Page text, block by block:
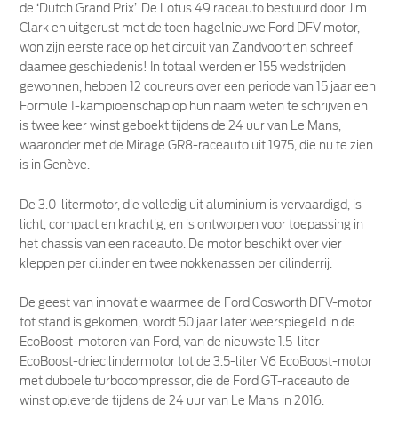
de ‘Dutch Grand Prix’. De Lotus 49 raceauto bestuurd door Jim
Clark en uitgerust met de toen hagelnieuwe Ford DFV motor,
won zijn eerste race op het circuit van Zandvoort en schreef
daamee geschiedenis! In totaal werden er 155 wedstrijden
gewonnen, hebben 12 coureurs over een periode van 15 jaar een
Formule 1-kampioenschap op hun naam weten te schrijven en
is twee keer winst geboekt tijdens de 24 uur van Le Mans,
waaronder met de Mirage GR8-raceauto uit 1975, die nu te zien
is in Genève.
De 3.0-litermotor, die volledig uit aluminium is vervaardigd, is
licht, compact en krachtig, en is ontworpen voor toepassing in
het chassis van een raceauto. De motor beschikt over vier
kleppen per cilinder en twee nokkenassen per cilinderrij.
De geest van innovatie waarmee de Ford Cosworth DFV-motor
tot stand is gekomen, wordt 50 jaar later weerspiegeld in de
EcoBoost-motoren van Ford, van de nieuwste 1.5-liter
EcoBoost-driecilindermotor tot de 3.5-liter V6 EcoBoost-motor
met dubbele turbocompressor, die de Ford GT-raceauto de
winst opleverde tijdens de 24 uur van Le Mans in 2016.